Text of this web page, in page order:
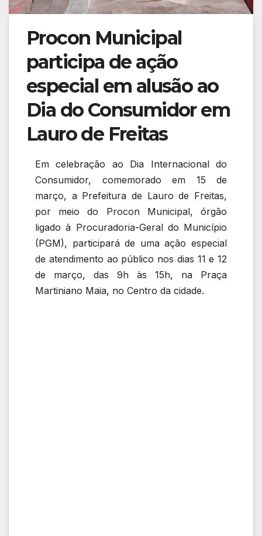
Procon Municipal
participa de ação
especial em alusão ao
Dia do Consumidor em
Lauro de Freitas
Em celebração ao Dia Internacional do
Consumidor, comemorado em 15 de
março, a Prefeitura de Lauro de Freitas,
por meio do Procon Municipal, órgão
ligado à Procuradoria-Geral do Município
(PGM), participará de uma ação especial
de atendimento ao público nos dias 11 e 12
de março, das 9h às 15h, na Praça
Martiniano Maia, no Centro da cidade.